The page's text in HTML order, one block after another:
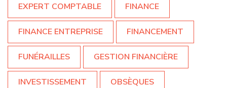
EXPERT COMPTABLE FINANCE
FINANCE ENTREPRISE FINANCEMENT
FUNÉRAILLES GESTION FINANCIÈRE
INVESTISSEMENT OBSÈQUES